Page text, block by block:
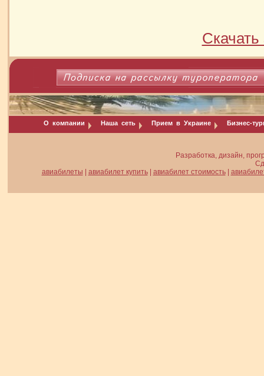
О компании Наша сеть Прием в Украине Бизнес-
Разработка, дизайн,
авиабилеты
авиабилет купить| авиабилет стоимость|